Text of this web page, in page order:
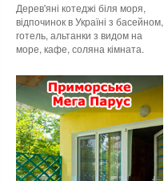
Дерев'яні котеджі біля моря,
відпочинок в Україні з басейном,
готель, альтанки з видом на
море, кафе, соляна кімната.